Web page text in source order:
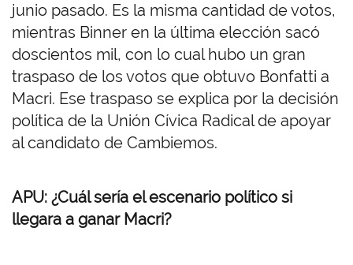
junio pasado. Es la misma cantidad de votos,
mientras Binner en la última elección sacó
doscientos mil, con lo cual hubo un gran
traspaso de los votos que obtuvo Bonfatti a
Macri. Ese traspaso se explica por la decisión
política de la Unión Cívica Radical de apoyar
al candidato de Cambiemos.
APU: ¿Cuál sería el escenario político si
llegara a ganar Macri?